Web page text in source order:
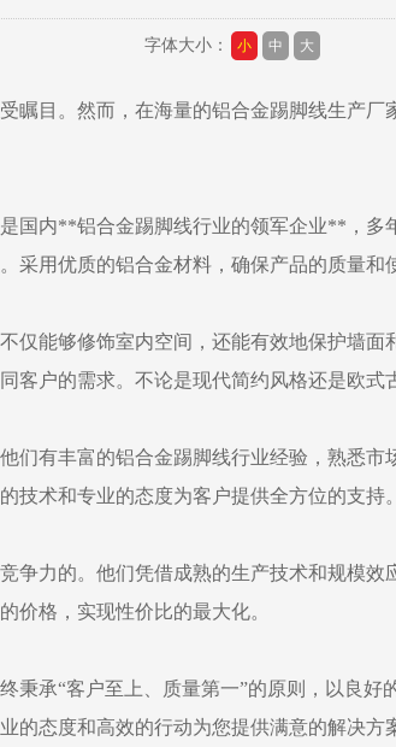
字体大小： 小 中 大
瞩目。然而，在海量的铝合金踢脚线生产
国内**铝合金踢脚线行业的领军企业**，
用优质的铝合金材料，确保产品的质量和
仅能够修饰室内空间，还能有效地保护墙
客户的需求。不论是现代简约风格还是欧
们有丰富的铝合金踢脚线行业经验，熟悉
技术和专业的态度为客户提供全方位的支持。
争力的。他们凭借成熟的生产技术和规模
价格，实现性价比的最大化。
秉承“客户至上、质量第一”的原则，以良
的态度和高效的行动为您提供满意的解决方